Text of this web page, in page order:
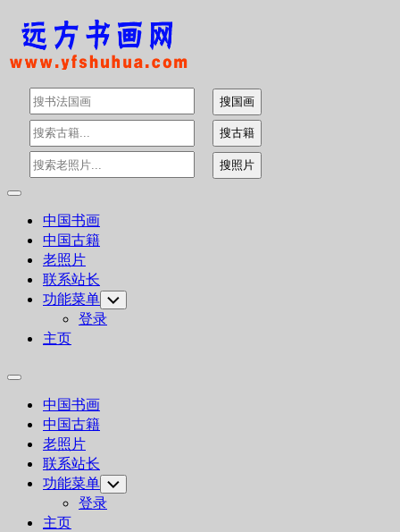
Skip
content
Expand
中国书画
中国古籍
老照片
联系站长
功能菜单 Toggle
Child
Menu
登录
主页
Expand
中国书画
中国古籍
老照片
联系站长
功能菜单 Toggle
Child
Menu
登录
主页